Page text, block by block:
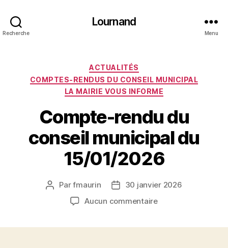
Recherche
Lournand
Menu
Catégories
ACTUALITÉS
COMPTES-RENDUS DU CONSEIL MUNICIPAL
LA MAIRIE VOUS INFORME
Compte-rendu du
conseil municipal du
15/01/2026
Auteur
l’article
Parfmaurin
Date30 janvier 2026
Aucun commentairesur